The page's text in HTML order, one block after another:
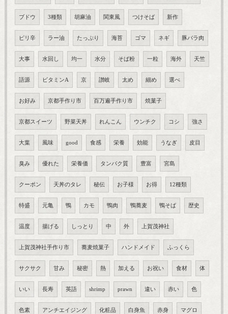
ブドウ 3種類 胡麻油 関東風 つけそば 新作
ピリ辛 ラー油 たっぷり 海苔 ゴマ ネギ 豚バラ肉
大事 水回し 均一 水分 そば粉 一粒 海外 天竺
語源 ビタミンA 京 讃岐 太め 細め 選べ
お好み 京都手作り市 百万遍手作り市 焼菓子
京都スイーツ 野菜天丼 れんこん ウンチク コシ 強さ
大葉 風味 good 食感 栄養 効能 うなぎ 皮目
臭み 優れた 栄養価 タンパク質 豊富 宮島
クーポン 天丼のタレ 秘伝 お子様 お得 12種類
特盛 元亀 鴨 カモ 鴨肉 鴨蕎麦 鴨そば 歴史
温度 揚げる しっとり 中 外 上賀茂神社
上賀茂神社手作り市 蕎麦焼菓子 ハンドメイド ふっくら
サクサク 甘み 秘密 熱 加える お祝い 食材 体
いい 長寿 英語 shrimp prawn 違い 赤い 色
色素 アンチエイジング 化粧品 白身魚 赤身 マグロ